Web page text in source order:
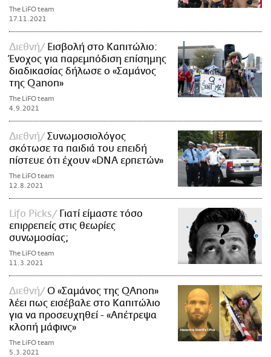
The LiFO team
17.11.2021
Διεθνή
Εισβολή στο Καπιτώλιο:
Ένοχος για παρεμπόδιση επίσημης
διαδικασίας δήλωσε ο «Σαμάνος
της Qanon»
The LiFO team
4.9.2021
Διεθνή
Συνωμοσιολόγος
σκότωσε τα παιδιά του επειδή
πίστευε ότι έχουν «DNA ερπετών»
The LiFO team
12.8.2021
Lifo Picks
Γιατί είμαστε τόσο
επιρρεπείς στις θεωρίες
συνωμοσίας;
The LiFO team
11.3.2021
Διεθνή
Ο «Σαμάνος της QAnon»
λέει πως εισέβαλε στο Καπιτώλιο
για να προσευχηθεί - «Απέτρεψα
κλοπή μάφινς»
The LiFO team
5.3.2021